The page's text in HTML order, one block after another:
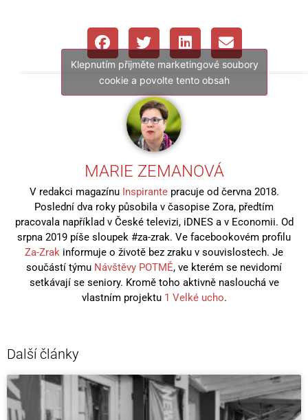
Klepnutím přijměte marketingové soubory
cookie a povolte tento obsah
MARIE ZEMANOVÁ
V redakci magazínu Inspirantepracuje od června 2018.
Poslední dva roky působila v časopise Zora, předtím
pracovala například v České televizi, iDNES a v Economii. Od
srpna 2019 píše sloupek #za-zrak. Ve facebookovém profilu
Za-Zrak informuje o životě bez zraku v souvislostech. Je
součástí týmu Návštěvy POTMĚ, ve kterém se nevidomí
setkávají se seniory. Kromě toho aktivně naslouchá ve
vlastním projektu 1 Velké ucho.
Další články